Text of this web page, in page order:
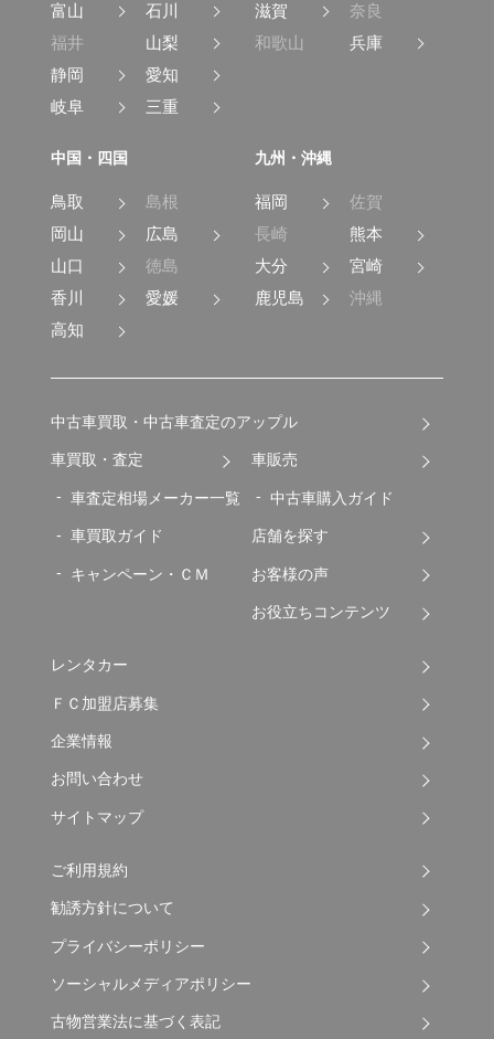
富山
石川
福井
山梨
静岡
愛知
岐阜
三重
滋賀
奈良
和歌山
兵庫
中国・四国
鳥取
島根
岡山
広島
山口
徳島
香川
愛媛
高知
九州・沖縄
福岡
佐賀
長崎
熊本
大分
宮崎
鹿児島
沖縄
中古車買取・中古車査定のアップル
車買取・査定
車査定相場メーカー一覧
車買取ガイド
キャンペーン・ＣＭ
車販売
中古車購入ガイド
店舗を探す
お客様の声
お役立ちコンテンツ
レンタカー
ＦＣ加盟店募集
企業情報
お問い合わせ
サイトマップ
ご利用規約
勧誘方針について
プライバシーポリシー
ソーシャルメディアポリシー
古物営業法に基づく表記